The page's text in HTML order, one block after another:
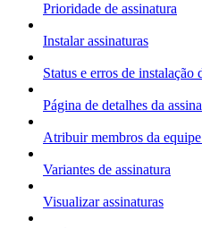
Prioridade de assinatura
Instalar assinaturas
Status e erros de instalação
Página de detalhes da
Atribuir membros da equipe
Variantes de assinatura
Visualizar assinaturas